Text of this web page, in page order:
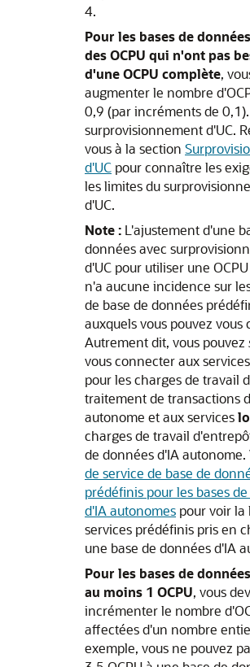
4.
Pour les bases de
des OCPU qui n'ont pas
d'une OCPU complète,
augmenter le nombre
0,9 (par incréments de
surprovisionnement d'UC.
vous à la section
d'UC pour connaître les
les limites du
d'UC.
Note : L'ajustement d'une
données avec
d'UC pour utiliser une
n'a aucune incidence sur
de base de données
auxquels vous pouvez vous
Autrement dit, vous pouvez
vous connecter aux services
pour les charges de travail
traitement de transactions
autonome et aux services
charges de travail
de données d'IA autonome.
de service de base de
prédéfinis pour les bases
d'IA autonomes pour voir la
services prédéfinis pris en
une base de données d'IA
Pour les bases de
au moins 1 OCPU, vous
incrémenter le nombre
affectées d'un nombre
exemple, vous ne pouvez